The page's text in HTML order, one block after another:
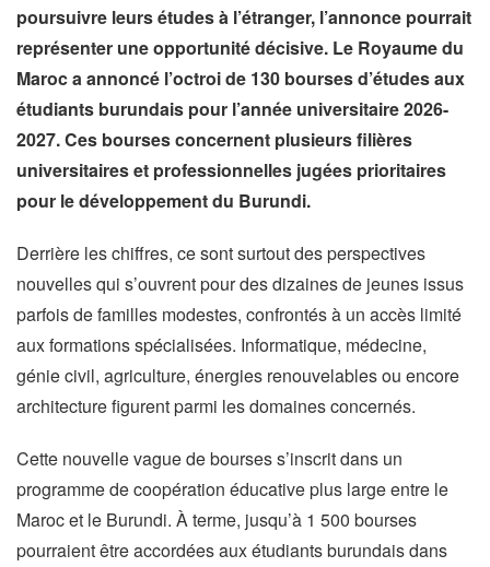
poursuivre leurs études à l’étranger, l’annonce pourrait
représenter une opportunité décisive. Le Royaume du
Maroc a annoncé l’octroi de 130 bourses d’études aux
étudiants burundais pour l’année universitaire 2026-
2027. Ces bourses concernent plusieurs filières
universitaires et professionnelles jugées prioritaires
pour le développement du Burundi.
Derrière les chiffres, ce sont surtout des perspectives
nouvelles qui s’ouvrent pour des dizaines de jeunes issus
parfois de familles modestes, confrontés à un accès limité
aux formations spécialisées. Informatique, médecine,
génie civil, agriculture, énergies renouvelables ou encore
architecture figurent parmi les domaines concernés.
Cette nouvelle vague de bourses s’inscrit dans un
programme de coopération éducative plus large entre le
Maroc et le Burundi. À terme, jusqu’à 1 500 bourses
pourraient être accordées aux étudiants burundais dans